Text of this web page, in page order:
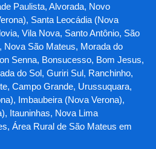
Paulista, Alvorada, Novo
Santa Leocádia (Nova
Vila Nova, Santo Antônio, São
Nova São Mateus, Morada do
Senna, Bonsucesso, Bom Jesus,
do Sol, Guriri Sul, Ranchinho,
Campo Grande, Urussuquara,
Imbaubeira (Nova Verona),
Itauninhas, Nova Lima
Área Rural de São Mateus em